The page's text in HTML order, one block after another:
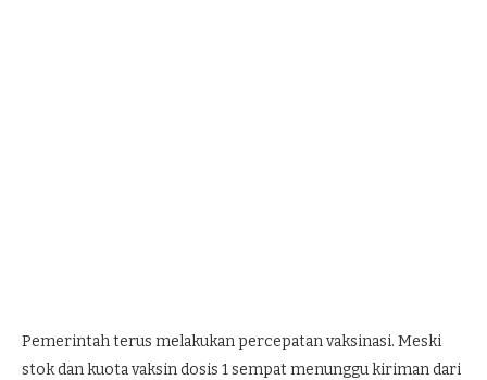
Pemerintah terus melakukan percepatan vaksinasi. Meski
stok dan kuota vaksin dosis 1 sempat menunggu kiriman dari